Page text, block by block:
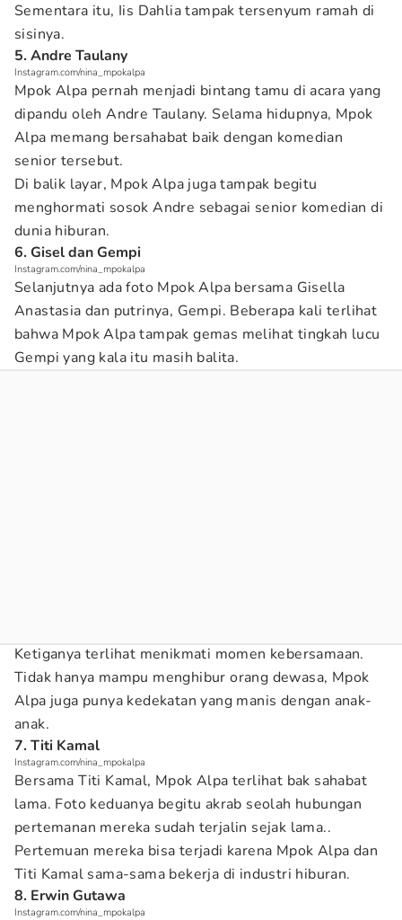
Sementara itu, Iis Dahlia tampak tersenyum ramah di
sisinya.
5. Andre Taulany
Instagram.com/nina_mpokalpa
Mpok Alpa pernah menjadi bintang tamu di acara yang
dipandu oleh Andre Taulany. Selama hidupnya, Mpok
Alpa memang bersahabat baik dengan komedian
senior tersebut.
Di balik layar, Mpok Alpa juga tampak begitu
menghormati sosok Andre sebagai senior komedian di
dunia hiburan.
6. Gisel dan Gempi
Instagram.com/nina_mpokalpa
Selanjutnya ada foto Mpok Alpa bersama Gisella
Anastasia dan putrinya, Gempi. Beberapa kali terlihat
bahwa Mpok Alpa tampak gemas melihat tingkah lucu
Gempi yang kala itu masih balita.
Ketiganya terlihat menikmati momen kebersamaan.
Tidak hanya mampu menghibur orang dewasa, Mpok
Alpa juga punya kedekatan yang manis dengan anak-
anak.
7. Titi Kamal
Instagram.com/nina_mpokalpa
Bersama Titi Kamal, Mpok Alpa terlihat bak sahabat
lama. Foto keduanya begitu akrab seolah hubungan
pertemanan mereka sudah terjalin sejak lama..
Pertemuan mereka bisa terjadi karena Mpok Alpa dan
Titi Kamal sama-sama bekerja di industri hiburan.
8. Erwin Gutawa
Instagram.com/nina_mpokalpa